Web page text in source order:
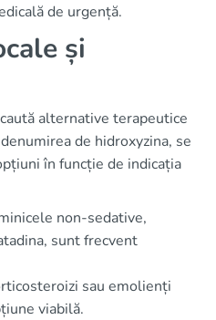
de urgență.
și
alternative terapeutice
de hidroxyzina, se
în funcție de indicația
non-sedative,
sunt frecvent
sau emolienți
viabilă.